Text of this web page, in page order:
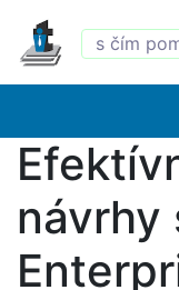
návrhy